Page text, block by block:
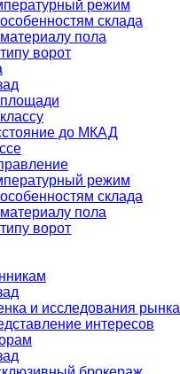
режим
склада
пола
ворот
до МКАД
режим
склада
пола
ворот
и исследования рынка
интересов